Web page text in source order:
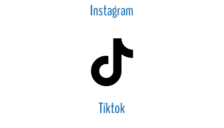
Instagram

Tiktok